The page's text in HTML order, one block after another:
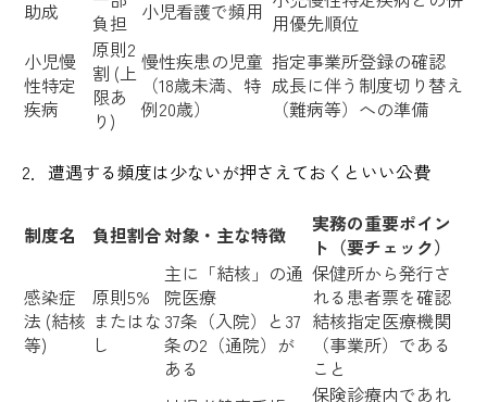
助成
負担
小児看護で頻用 用優先順位
小児慢
性特定
疾病
原則2
割 (上
限あ
り)
慢性疾患の児童
（18歳未満、特
例20歳）
指定事業所登録の確認
成長に伴う制度切り替え
（難病等）への準備
2．遭遇する頻度は少ないが押さえておくといい公費
制度名 負担割合対象・主な特徴
実務の重要ポイン
ト（要チェック）
感染症
法 (結核
等)
原則5%
またはな
し
主に「結核」の通
院医療
37条（入院）と37
条の2（通院）が
ある
保健所から発行さ
れる患者票を確認
結核指定医療機関
（事業所）である
こと
保険診療内であれ